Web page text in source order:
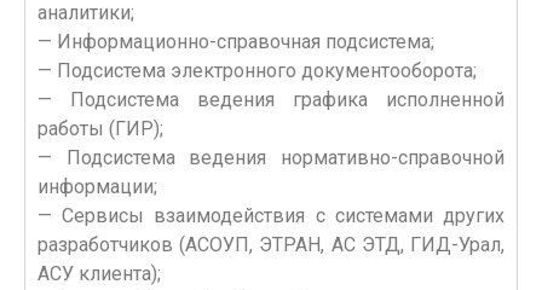
аналитики;
— Информационно-справочная подсистема;
— Подсистема электронного документооборота;
— Подсистема ведения графика исполненной
работы (ГИР);
— Подсистема ведения нормативно-справочной
информации;
— Сервисы взаимодействия с системами других
разработчиков (АСОУП, ЭТРАН, АС ЭТД, ГИД-Урал,
АСУ клиента);